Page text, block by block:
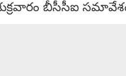
బీసీసీఐ